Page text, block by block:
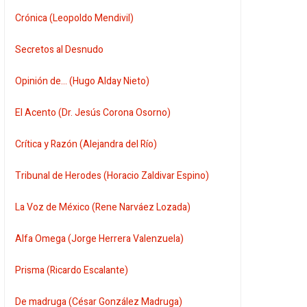
Crónica (Leopoldo Mendivil)
Secretos al Desnudo
Opinión de... (Hugo Alday Nieto)
El Acento (Dr. Jesús Corona Osorno)
Crítica y Razón (Alejandra del Río)
Tribunal de Herodes (Horacio Zaldivar Espino)
La Voz de México (Rene Narváez Lozada)
Alfa Omega (Jorge Herrera Valenzuela)
Prisma (Ricardo Escalante)
De madruga (César González Madruga)